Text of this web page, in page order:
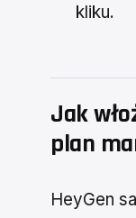
kliku.
Jak
plan
HeyGen